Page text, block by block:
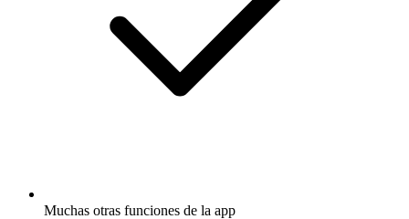
Muchas otras funciones de la app